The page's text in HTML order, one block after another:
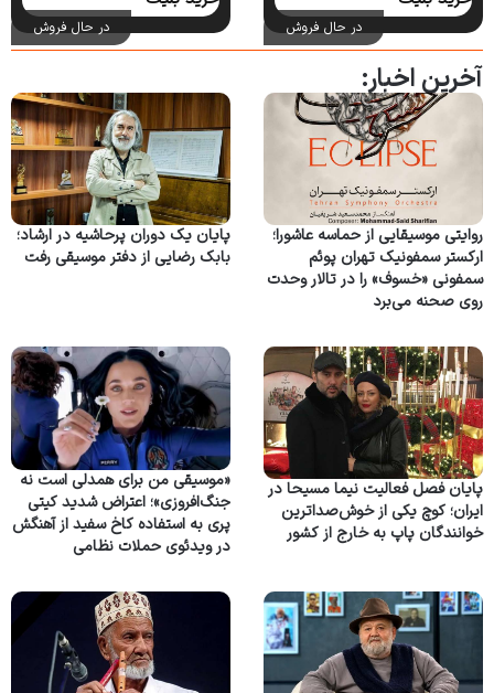
در حال فروش در حال فروش
آخرین اخبار:
روایتی موسیقایی از حماسه عاشورا؛
ارکستر سمفونیک تهران پوئم
سمفونی «خسوف» را در تالار وحدت
روی صحنه می‌برد
پایان یک دوران پرحاشیه در ارشاد؛
بابک رضایی از دفتر موسیقی رفت
پایان فصل فعالیت نیما مسیحا در
ایران؛ کوچ یکی از خوش‌صداترین
خوانندگان پاپ به خارج از کشور
«موسیقی من برای همدلی است نه
جنگ‌افروزی»؛ اعتراض شدید کیتی
پری به استفاده کاخ سفید از آهنگش
در ویدئوی حملات نظامی